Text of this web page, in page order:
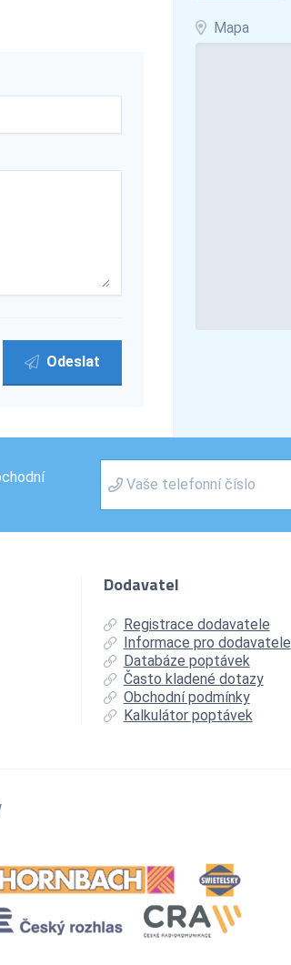
Mapa
Odeslat
Dodavatel
Registrace dodavatele
Informace pro dodavatele
Databáze poptávek
Často kladené dotazy
Obchodní podmínky
Kalkulátor poptávek